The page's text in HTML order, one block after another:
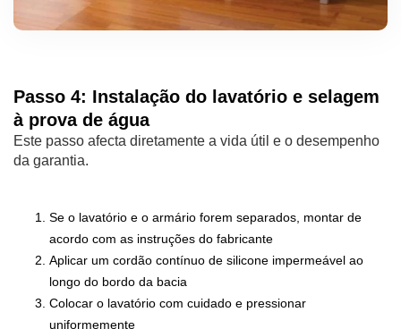
Passo 4: Instalação do lavatório e selagem
à prova de água
Este passo afecta diretamente a vida útil e o desempenho
da garantia.
Se o lavatório e o armário forem separados, montar de
acordo com as instruções do fabricante
Aplicar um cordão contínuo de silicone impermeável ao
longo do bordo da bacia
Colocar o lavatório com cuidado e pressionar
uniformemente